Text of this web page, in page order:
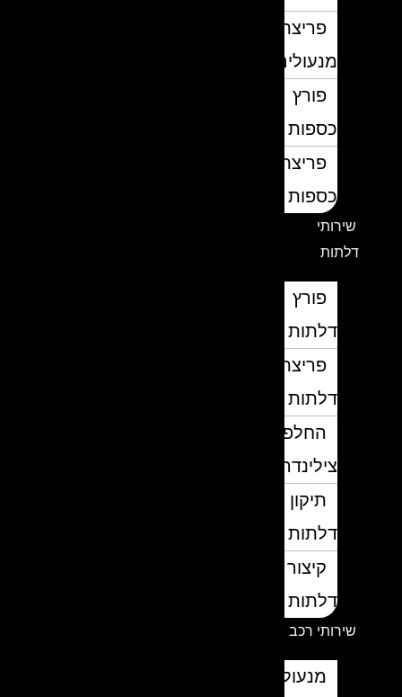
פריצת
מנעולים
פורץ
כספות
פריצת
כספות
שירותי
דלתות
פורץ
דלתות
פריצת
דלתות
החלפת
צילינדרים
תיקון
דלתות
קיצור
דלתות
שירותי רכב
מנעולן